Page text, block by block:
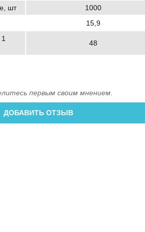
шт
1000
15,9
48
первым своим мнением.
ДОБАВИТЬ ОТЗЫВ